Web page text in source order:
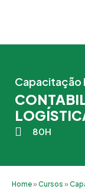
Capacitação
80H
Home»Cursos »